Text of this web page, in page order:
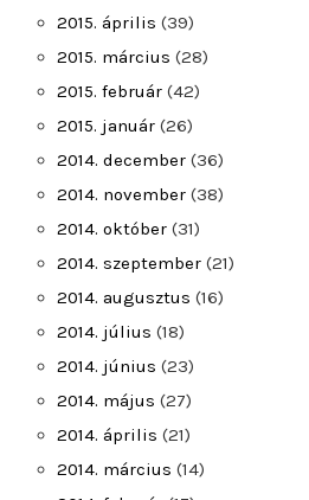
2015. április (39)
2015. március (28)
2015. február (42)
2015. január (26)
2014. december (36)
2014. november (38)
2014. október (31)
2014. szeptember (21)
2014. augusztus (16)
2014. július (18)
2014. június (23)
2014. május (27)
2014. április (21)
2014. március (14)